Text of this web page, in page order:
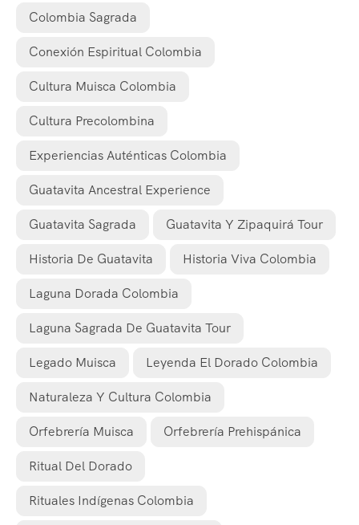
Colombia Sagrada
Conexión Espiritual Colombia
Cultura Muisca Colombia
Cultura Precolombina
Experiencias Auténticas Colombia
Guatavita Ancestral Experience
Guatavita Sagrada Guatavita Y Zipaquirá Tour
Historia De Guatavita Historia Viva Colombia
Laguna Dorada Colombia
Laguna Sagrada De Guatavita Tour
Legado Muisca Leyenda El Dorado Colombia
Naturaleza Y Cultura Colombia
Orfebrería Muisca Orfebrería Prehispánica
Ritual Del Dorado
Rituales Indígenas Colombia